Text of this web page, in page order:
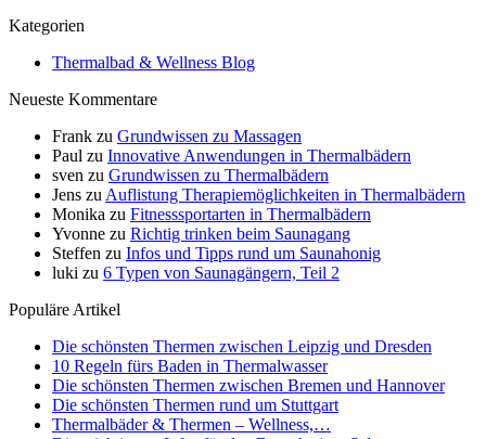
Kategorien
Thermalbad & Wellness Blog
Neueste Kommentare
Frank zu Grundwissen zu Massagen
Paul zu Innovative Anwendungen in Thermalbädern
sven zu Grundwissen zu Thermalbädern
Jens zuAuflistung Therapiemöglichkeiten in Thermalbädern
Monika zu Fitnesssportarten in Thermalbädern
Yvonne zu Richtig trinken beim Saunagang
Steffen zu Infos und Tipps rund um Saunahonig
luki zu 6 Typen von Saunagängern, Teil 2
Populäre Artikel
Die schönsten Thermen zwischen Leipzig und Dresden
10 Regeln fürs Baden in Thermalwasser
Die schönsten Thermen zwischen Bremen und Hannover
Die schönsten Thermen rund um Stuttgart
Thermalbäder & Thermen – Wellness,…